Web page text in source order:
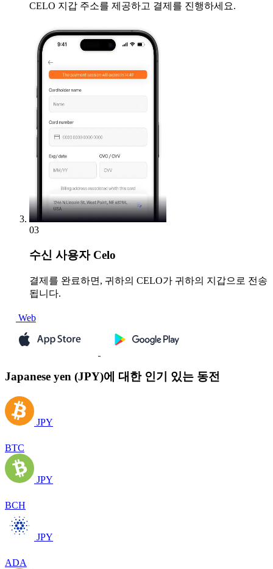
CELO 지갑 주소를 제공하고 결제를 진행하세요.
03
수신 사용자 Celo
결제를 완료하면, 귀하의 CELO가 귀하의 지갑으로 전송
됩니다.
Web
Japanese yen (JPY)에 대한 인기 있는 동전
JPY
BTC
JPY
BCH
JPY
ADA